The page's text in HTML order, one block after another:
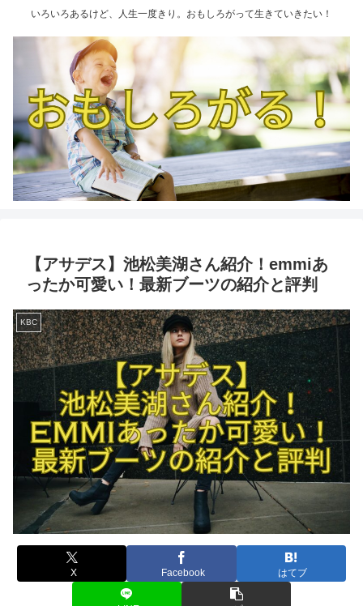
いろいろあるけど、人生一度きり。おもしろがって生きていきたい！
【アサデス】池松美湖さん紹介！emmiあ
ったか可愛い！最新ブーツの紹介と評判
KBC
X Facebook はてブ